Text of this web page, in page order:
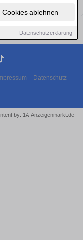
Cookies ablehnen
Datenschutzerklärung
Datenschutz
by: 1A-Anzeigenmarkt.de